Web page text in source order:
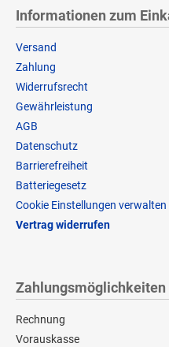
Informationen zum
Versand
Zahlung
Widerrufsrecht
Gewährleistung
AGB
Datenschutz
Barrierefreiheit
Batteriegesetz
Cookie Einstellungen verwalten
Vertrag widerrufen
Zahlungsmöglichkeiten
Rechnung
Vorauskasse